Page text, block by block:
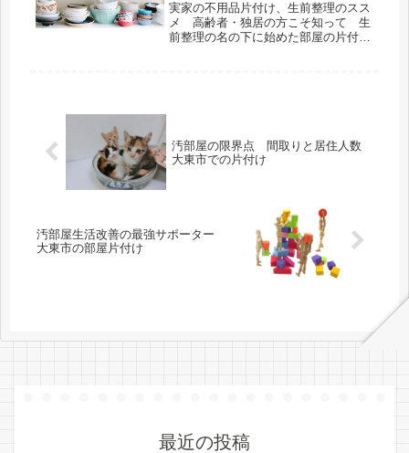
実家の不用品片付け、生前整理のスス
メ 高齢者・独居の方こそ知って 生
前整理の名の下に始めた部屋の片付け
うという事になりました。
汚部屋の限界点 間取りと居住人数
大東市での片付け
汚部屋生活改善の最強サポーター
大東市の部屋片付け
最近の投稿